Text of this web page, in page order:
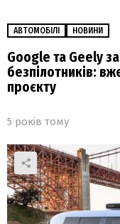
АВТОМОБІЛІ НОВИНИ
Google та Geely
безпілотників:
проєкту
5 років тому